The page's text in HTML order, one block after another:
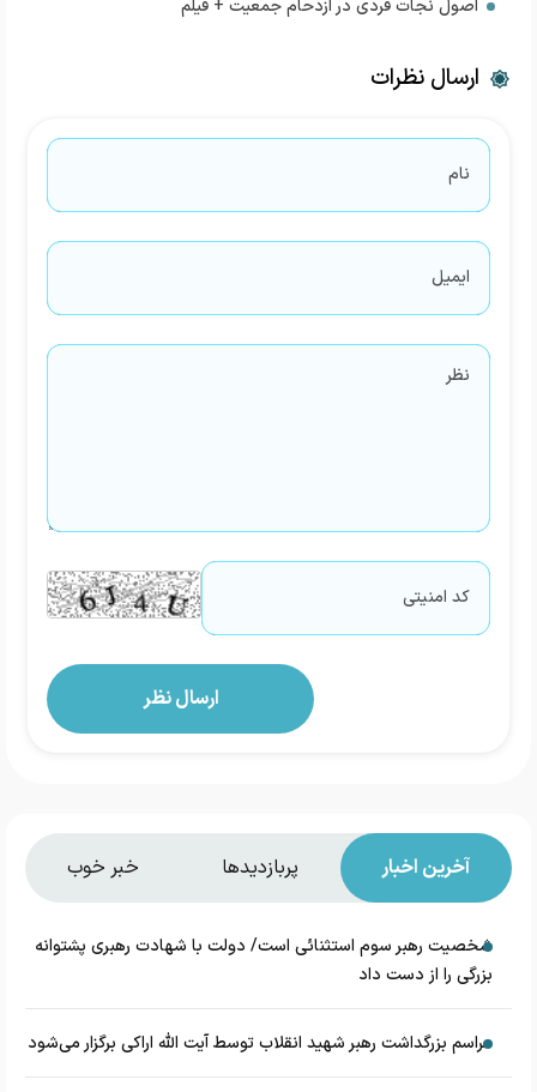
اصول نجات فردی در ازدحام جمعیت + فیلم
ارسال نظرات
آخرین اخبار پربازدیدها خبر خوب
شخصیت رهبر سوم استثنائی است/ دولت با شهادت رهبری پشتوانه
بزرگی را از دست داد
مراسم بزرگداشت رهبر شهید انقلاب توسط آیت الله اراکی برگزار می‌شود